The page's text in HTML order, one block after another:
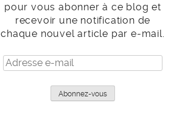
pour vous abonner à ce blog et
recevoir une notification de
chaque nouvel article par e-mail.
Adresse
e-
Abonnez-vous